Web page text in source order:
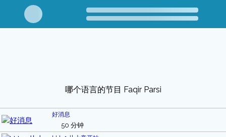
哪个语言的节目 Faqir Parsi
好消息
50 分钟